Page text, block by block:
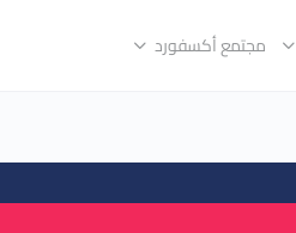
مجتمع أكسفورد